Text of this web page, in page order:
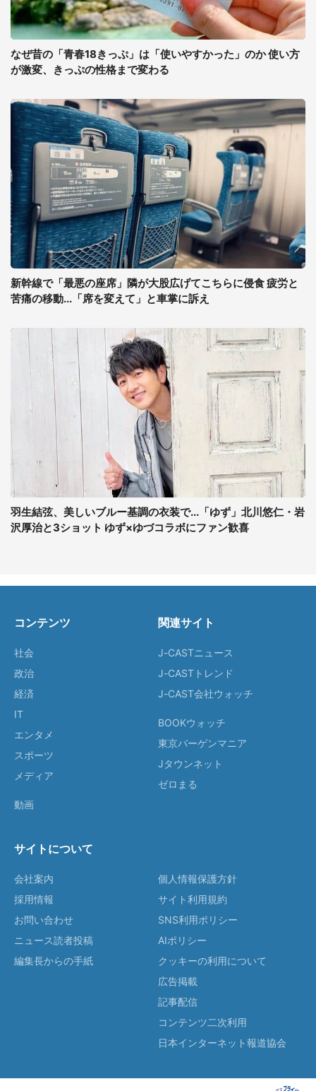
なぜ昔の「青春18きっぷ」は「使いやすかった」のか 使い方
が激変、きっぷの性格まで変わる
新幹線で「最悪の座席」隣が大股広げてこちらに侵食 疲労と
苦痛の移動...「席を変えて」と車掌に訴え
羽生結弦、美しいブルー基調の衣装で...「ゆず」北川悠仁・岩
沢厚治と3ショット ゆず×ゆづコラボにファン歓喜
コンテンツ
社会
政治
経済
IT
エンタメ
スポーツ
メディア
動画
関連サイト
J-CASTニュース
J-CASTトレンド
J-CAST会社ウォッチ
BOOKウォッチ
東京バーゲンマニア
Jタウンネット
ゼロまる
サイトについて
会社案内
採用情報
お問い合わせ
ニュース読者投稿
編集長からの手紙
個人情報保護方針
サイト利用規約
SNS利用ポリシー
AIポリシー
クッキーの利用について
広告掲載
記事配信
コンテンツ二次利用
日本インターネット報道協会